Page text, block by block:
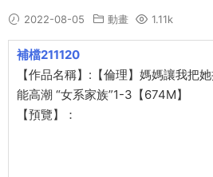
2022-08-05 動畫 1.11k
補檔211120
【作品名稱】:【倫理】媽媽讓我把
能高潮 “女系家族”1-3【674M】
【預覽】：